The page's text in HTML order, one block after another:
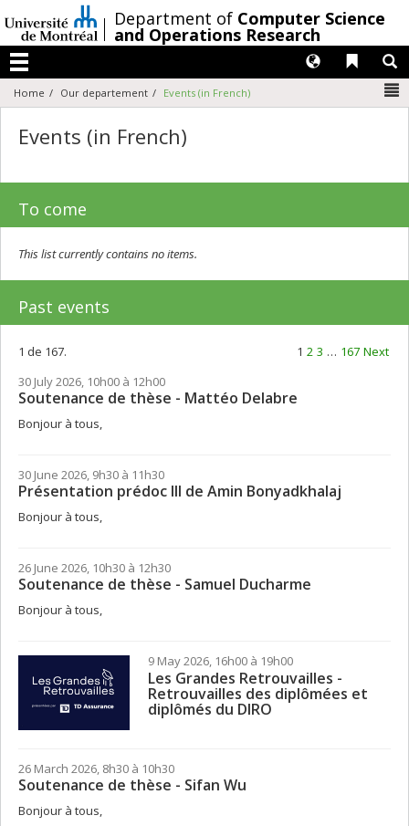
au
contenu
/Department of Computer Science
and Operations Research
Menu
Liens
Langues
Home Our departement Events (in French)
Events (in French)
To come
This list currently contains no items.
Past events
1 de 167. 1 2 3 … 167 Next
30 July 2026, 10h00 à 12h00
Soutenance de thèse - Mattéo Delabre
Bonjour à tous,
30 June 2026, 9h30 à 11h30
Présentation prédoc III de Amin Bonyadkhalaj
Bonjour à tous,
26 June 2026, 10h30 à 12h30
Soutenance de thèse - Samuel Ducharme
Bonjour à tous,
9 May 2026, 16h00 à 19h00
Les Grandes Retrouvailles -
Retrouvailles des diplômées et
diplômés du DIRO
26 March 2026, 8h30 à 10h30
Soutenance de thèse - Sifan Wu
Bonjour à tous,